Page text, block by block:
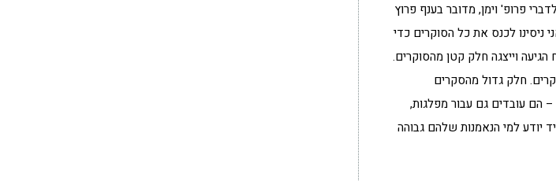
פרופ' וימן, מדובר בענף פרוץ
ניסינו לכנס את כל הסוקרים כדי
וייצגה חלק קטן מהסוקרים.
חלק גדול מהסקרים
הם עובדים גם עבור מפלגות,
יודע למי הנאמנות שלהם גבוהה